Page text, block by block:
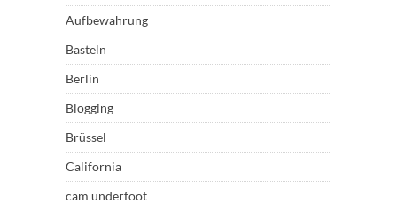
Aufbewahrung
Basteln
Berlin
Blogging
Brüssel
California
cam underfoot